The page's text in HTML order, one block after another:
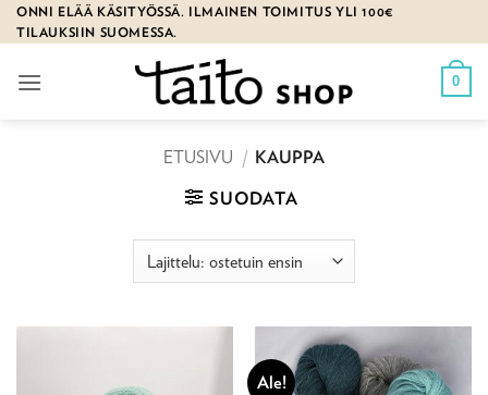
Skip
to
ONNI ELÄÄ KÄSITYÖSSÄ. ILMAINEN TOIMITUS YLI 100€
TILAUKSIIN SUOMESSA.
0
ETUSIVU / KAUPPA
SUODATA
Ale!